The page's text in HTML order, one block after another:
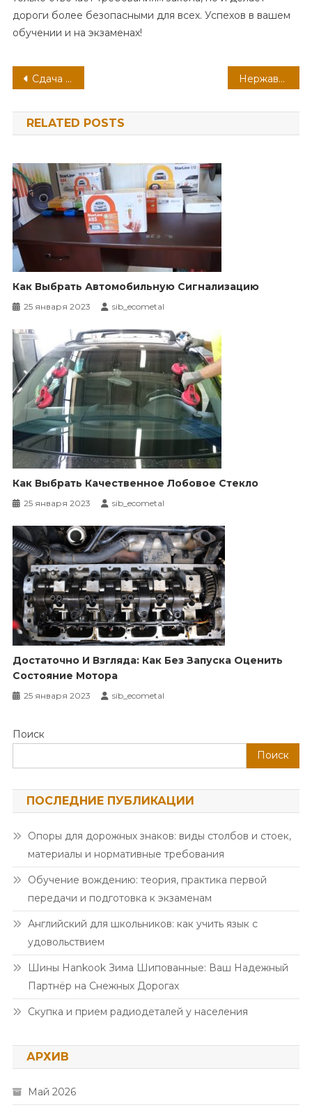
дороги более безопасными для всех. Успехов в вашем
обучении и на экзаменах!
Навигация
по
записям
Сдача металлолома: Что нужно знать Нержавеющая сталь: Металл будущего
RELATED POSTS
Как Выбрать Автомобильную Сигнализацию
25 января 2023 sib_ecometal
Как Выбрать Качественное Лобовое Стекло
25 января 2023 sib_ecometal
Достаточно И Взгляда: Как Без Запуска Оценить
Состояние Мотора
25 января 2023 sib_ecometal
Поиск
Поиск
ПОСЛЕДНИЕ ПУБЛИКАЦИИ
Опоры для дорожных знаков: виды столбов и стоек,
материалы и нормативные требования
Обучение вождению: теория, практика первой
передачи и подготовка к экзаменам
Английский для школьников: как учить язык с
удовольствием
Шины Hankook Зима Шипованные: Ваш Надежный
Партнёр на Снежных Дорогах
Скупка и прием радиодеталей у населения
АРХИВ
Май 2026